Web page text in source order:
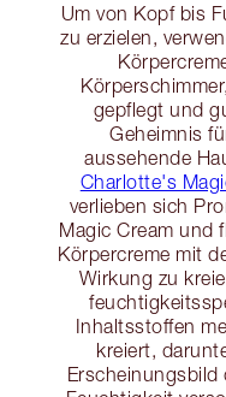
Um von Kopf bis
zu erzielen,
gepflegt und
Geheimnis
aussehende
Charlotte's
verlieben sich
Magic Cream und
Körpercreme mit
Wirkung zu
Inhaltsstoffen
kreiert,